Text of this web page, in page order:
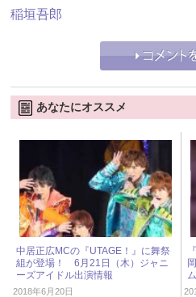
稲垣吾郎
あなたにオススメ
中居正広MCの『UTAGE！』に舞祭
組が登場！ 6月21日（木）ジャニ
ーズアイドル出演情報
2018年6月20日